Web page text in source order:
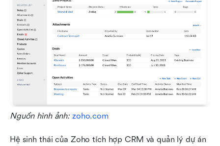
Nguồn hình ảnh: zoho.com
Hệ sinh thái của Zoho tích hợp CRM và quản lý dự án